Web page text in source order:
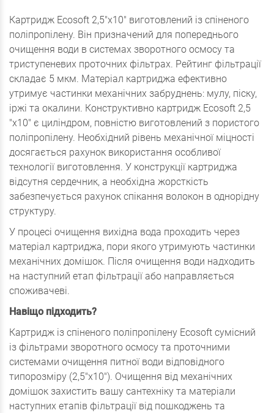
Картридж Ecosoft 2,5"х10" виготовлений із спіненого
поліпропілену. Він призначений для попереднього
очищення води в системах зворотного осмосу та
триступеневих проточних фільтрах. Рейтинг фільтрації
складає 5 мкм. Матеріал картриджа ефективно
утримує частинки механічних забруднень: мулу, піску,
іржі та окалини. Конструктивно картридж Ecosoft 2,5
"х10" є циліндром, повністю виготовлений з пористого
поліпропілену. Необхідний рівень механічної міцності
досягається рахунок використання особливої
технології виготовлення. У конструкції картриджа
відсутня сердечник, а необхідна жорсткість
забезпечується рахунок спікання волокон в однорідну
структуру.
У процесі очищення вихідна вода проходить через
матеріал картриджа, пори якого утримують частинки
механічних домішок. Після очищення води надходить
на наступний етап фільтрації або направляється
споживачеві.
Навіщо підходить?
Картридж із спіненого поліпропілену Ecosoft сумісний
із фільтрами зворотного осмосу та проточними
системами очищення питної води відповідного
типорозміру (2,5"х10"). Очищення від механічних
домішок захистить вашу сантехніку та матеріали
наступних етапів фільтрації від пошкоджень та